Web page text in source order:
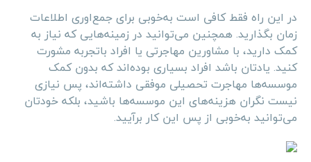
در این راه فقط کافی است به‌خوبی برای جمع‌اوری اطلاعات
زمان بگذارید. همچنین می‌توانید در زمینه‌هایی که نیاز به
کمک دارید، با مشاورین مهاجرتی یا افراد باتجربه مشورت
کنید. یادتان باشد افراد بسیاری بوده‌اند که بدون کمک
موسسه‌ها مهاجرت تحصیلی موفقی داشته‌اند، پس نیازی
نیست نگران هزینه‌های این موسسه‌ها باشید، بلکه خودتان
می‌توانید به‌خوبی از پس این کار برآیید.